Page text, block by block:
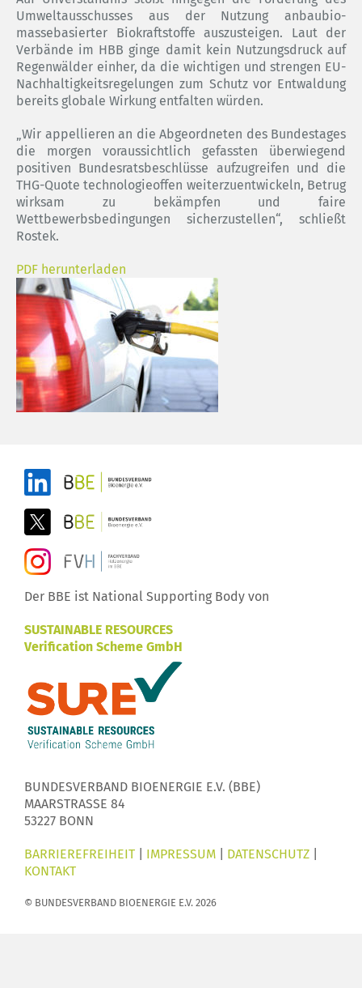
Umweltausschusses aus der Nutzung anbaubio-
massebasierter Biokraftstoffe auszusteigen. Laut der
Verbände im HBB ginge damit kein Nutzungsdruck auf
Regenwälder einher, da die wichtigen und strengen EU-
Nachhaltigkeitsregelungen zum Schutz vor Entwaldung
bereits globale Wirkung entfalten würden.
„Wir appellieren an die Abgeordneten des Bundestages
die morgen voraussichtlich gefassten überwiegend
positiven Bundesratsbeschlüsse aufzugreifen und die
THG-Quote technologieoffen weiterzuentwickeln, Betrug
wirksam zu bekämpfen und faire
Wettbewerbsbedingungen sicherzustellen“, schließt
Rostek.
PDF herunterladen
Der BBE ist National Supporting Body von
SUSTAINABLE RESOURCES
Verification Scheme GmbH
BUNDESVERBAND BIOENERGIE E.V. (BBE)
MAARSTRASSE 84
53227 BONN
BARRIEREFREIHEIT IMPRESSUM DATENSCHUTZ
KONTAKT
© BUNDESVERBAND BIOENERGIE E.V. 2026